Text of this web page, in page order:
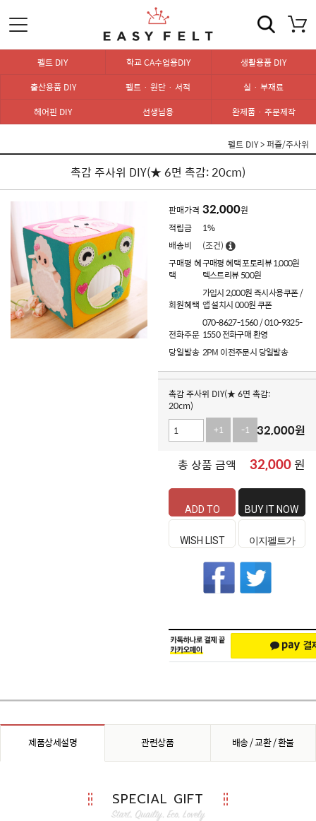
펠트 DIY 학교 CA수업용DIY
생활용품 DIY
출산용품 DIY
펠트 · 원단 · 서적
실 · 부재료
헤어핀 DIY
선생님용 완제품 · 주문제작
펠트 DIY>퍼즐/주사위
촉감 주사위 DIY(★ 6면 촉감: 20cm)
판매가격 32,000원
적립금
1%
배송비
(조건)
구매평 혜
택
구매평 혜택 포토리뷰 1,000원
텍스트리뷰 500원
회원혜택
가입시 2,000원 즉시사용쿠폰 /
앱 설치시 000원 쿠폰
전화주문
070-8627-1560 / 010-9325-
1550 전화구매 환영
당일발송 2PM 이전주문시 당일발송
촉감 주사위 DIY(★ 6면 촉감:
20cm)
+1
-1 32,000원
총 상품 금액
32,000원
ADD TO
CART
BUY IT NOW
WISH LIST 이지펠트가
좋은 이유
제품상세설명 관련상품 배송 / 교환 / 환불
SPECIAL GIFT